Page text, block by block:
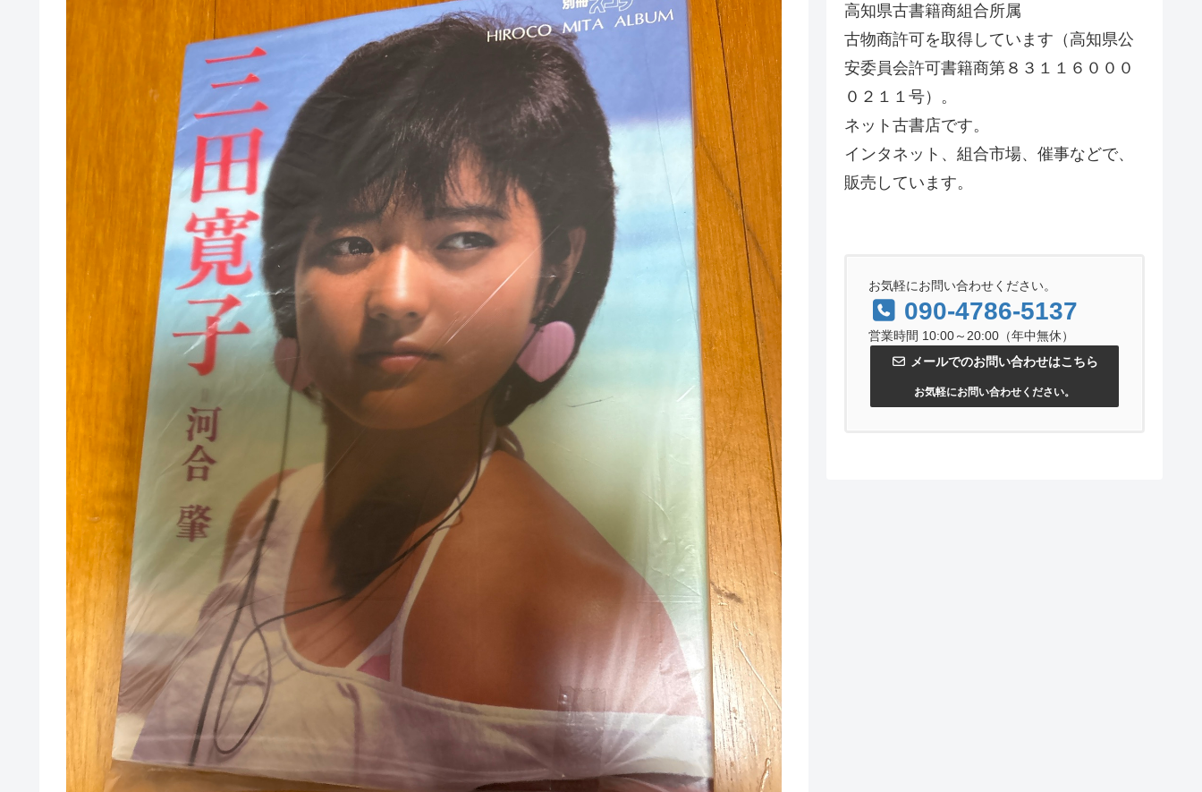
高知県古書籍商組合所属
古物商許可を取得しています（高知県公
安委員会許可書籍商第８３１１６０００
０２１１号）。
ネット古書店です。
インタネット、組合市場、催事などで、
販売しています。
お気軽にお問い合わせください。
090-4786-5137
営業時間 10:00～20:00（年中無休）
メールでのお問い合わせはこちら
お気軽にお問い合わせください。